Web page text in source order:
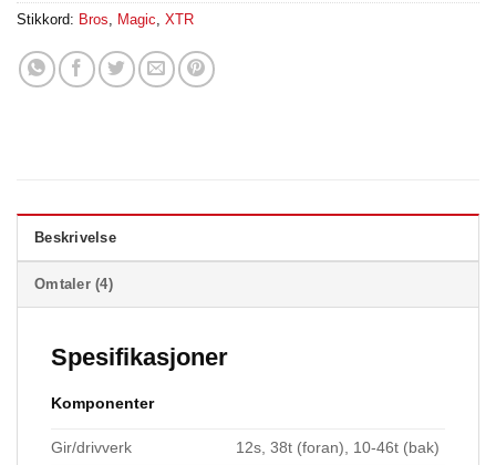
Stikkord: Bros, Magic, XTR
Beskrivelse
Omtaler (4)
Spesifikasjoner
Komponenter
Gir/drivverk 12s, 38t (foran), 10-46t (bak)